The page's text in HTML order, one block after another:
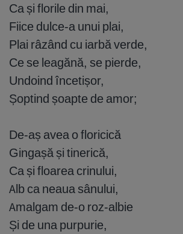
Ca și florile din mai,
Fiice dulce-a unui plai,
Plai râzând cu iarbă verde,
Ce se leagănă, se pierde,
Undoind încetișor,
Șoptind șoapte de amor;
De-aș avea o floricică
Gingașă și tinerică,
Ca și floarea crinului,
Alb ca neaua sânului,
Amalgam de-o roz-albie
Și de una purpurie,